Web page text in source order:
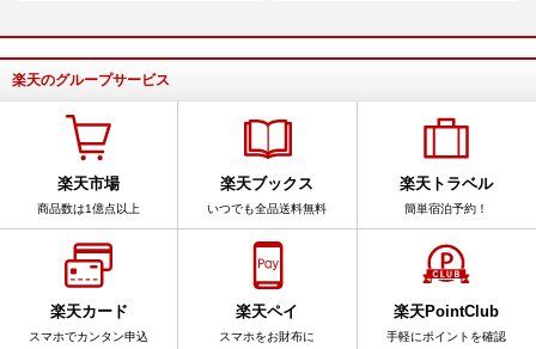
楽天のグループサービス
楽天市場
商品数は1億点以上
楽天ブックス
いつでも全品送料無料
楽天トラベル
簡単宿泊予約！
楽天カード
スマホでカンタン申込
楽天ペイ
スマホをお財布に
楽天PointClub
手軽にポイントを確認